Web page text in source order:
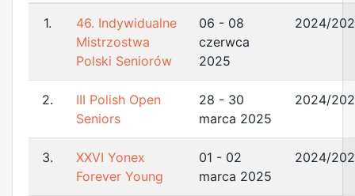
1.
46. Indywidualne
Mistrzostwa
Polski Seniorów
06 - 08
czerwca
2025
2024/
2.
III Polish Open
Seniors
28 - 30
marca 2025
2024/
3.
XXVI Yonex
Forever Young
01 - 02
marca 2025
2024/